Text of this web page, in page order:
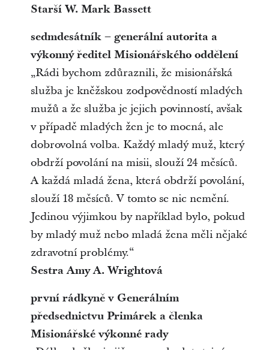
Starší W. Mark Bassett
sedmdesátník – generální autorita a
výkonný ředitel Misionářského oddělení
„Rádi bychom zdůraznili, že misionářská
služba je kněžskou zodpovědností mladých
mužů a že služba je jejich povinností, avšak
v případě mladých žen je to mocná, ale
dobrovolná volba. Každý mladý muž, který
obdrží povolání na misii, slouží 24 měsíců.
A každá mladá žena, která obdrží povolání,
slouží 18 měsíců. V tomto se nic nemění.
Jedinou výjimkou by například bylo, pokud
by mladý muž nebo mladá žena měli nějaké
zdravotní problémy.“
Sestra Amy A. Wrightová
první rádkyně v Generálním
předsednictvu Primárek a členka
Misionářské výkonné rady